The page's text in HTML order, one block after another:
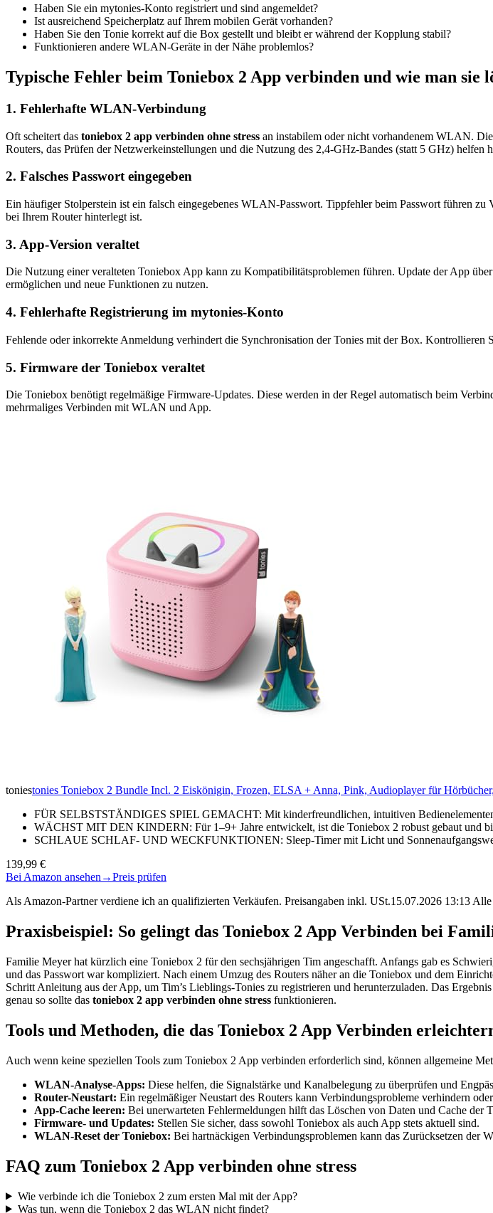
Haben Sie ein mytonies-Konto registriert und sind angemeldet?
Ist ausreichend Speicherplatz auf Ihrem mobilen Gerät vorhanden?
Haben Sie den Tonie korrekt auf die Box gestellt und bleibt er während der Kopplung stabil?
Funktionieren andere WLAN-Geräte in der Nähe problemlos?
Typische Fehler beim Toniebox 2 App verbinden und wie man sie
1. Fehlerhafte WLAN-Verbindung
Oft scheitert das toniebox 2 app verbinden ohne stress an instabilem oder nicht vorhandenem WLAN.
Routers, das Prüfen der Netzwerkeinstellungen und die Nutzung des 2,4-GHz-Bandes (statt 5 GHz) helfen
2. Falsches Passwort eingegeben
Ein häufiger Stolperstein ist ein falsch eingegebenes WLAN-Passwort. Tippfehler beim Passwort führen
bei Ihrem Router hinterlegt ist.
3. App-Version veraltet
Die Nutzung einer veralteten Toniebox App kann zu Kompatibilitätsproblemen führen. Update der App
ermöglichen und neue Funktionen zu nutzen.
4. Fehlerhafte Registrierung im mytonies-Konto
Fehlende oder inkorrekte Anmeldung verhindert die Synchronisation der Tonies mit der Box.
5. Firmware der Toniebox veraltet
Die Toniebox benötigt regelmäßige Firmware-Updates. Diese werden in der Regel automatisch beim
mehrmaliges Verbinden mit WLAN und App.
toniestonies Toniebox 2 Bundle Incl. 2 Eiskönigin, Frozen, ELSA + Anna, Pink, Audioplayer für
FÜR SELBSTSTÄNDIGES SPIEL GEMACHT: Mit kinderfreundlichen, intuitiven
WÄCHST MIT DEN KINDERN: Für 1–9+ Jahre entwickelt, ist die Toniebox 2 robust gebaut und
SCHLAUE SCHLAF- UND WECKFUNKTIONEN: Sleep-Timer mit Licht und
139,99 €
Bei Amazon ansehen →Preis prüfen
Als Amazon-Partner verdiene ich an qualifizierten Verkäufen. Preisangaben inkl. USt.15.07.2026 13:13
Praxisbeispiel: So gelingt das Toniebox 2 App Verbinden bei
Familie Meyer hat kürzlich eine Toniebox 2 für den sechsjährigen Tim angeschafft. Anfangs gab es
und das Passwort war kompliziert. Nach einem Umzug des Routers näher an die Toniebox und dem
Schritt Anleitung aus der App, um Tim’s Lieblings-Tonies zu registrieren und herunterzuladen. Das
genau so sollte das toniebox 2 app verbinden ohne stress funktionieren.
Tools und Methoden, die das Toniebox 2 App Verbinden
Auch wenn keine speziellen Tools zum Toniebox 2 App verbinden erforderlich sind, können allgemeine
WLAN-Analyse-Apps: Diese helfen, die Signalstärke und Kanalbelegung zu überprüfen und
Router-Neustart: Ein regelmäßiger Neustart des Routers kann Verbindungsprobleme verhindern
App-Cache leeren: Bei unerwarteten Fehlermeldungen hilft das Löschen von Daten und Cache der
Firmware- und Updates: Stellen Sie sicher, dass sowohl Toniebox als auch App stets aktuell sind.
WLAN-Reset der Toniebox: Bei hartnäckigen Verbindungsproblemen kann das Zurücksetzen der
FAQ zum Toniebox 2 App verbinden ohne stress
Wie verbinde ich die Toniebox 2 zum ersten Mal mit der App?
Was tun, wenn die Toniebox 2 das WLAN nicht findet?